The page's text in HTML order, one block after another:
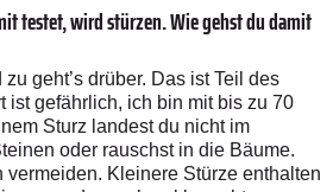
testet, wird stürzen. Wie gehst du damit
geht’s drüber. Das ist Teil des
ist gefährlich, ich bin mit bis zu 70
Sturz landest du nicht im
oder rauschst in die Bäume.
vermeiden. Kleinere Stürze enthalten